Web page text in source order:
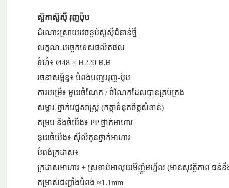
ស៊ូកាស៊ូស៊ី រុញប៉ុប
ដំណោះស្រាយវេចខ្ចប់ស៊ូស៊ីជំនាន់ថ្មី
លក្ខណៈបច្ចេកទេសផលិតផល
ទំហំ៖ Ø48 × H220 ម.ម
រចនាសម្ព័ន្ធ៖ បំពង់បញ្ឈររុញ-ប៉ុប
ការបម្រើ៖ មួយចំណែក / ចំណែកដែលបានគ្រប់គ្រង
សម្ភារៈថ្នាក់វេជ្ជសាស្ត្រ (កត្តាទំនុកចិត្តសំខាន់)
គម្រប និងចំបើង៖ PP ថ្នាក់អាហារ
ឌុយចំបើង៖ ស៊ីលីកូនថ្នាក់អាហារ
បំពង់ក្រដាស៖
ក្រដាសអាហារ + ស្រទាប់អាលុយមីញ៉ូមហ្វីល (មានសុវត្ថិភាព ធន់
កម្រាស់ជញ្ជាំងបំពង់ ≈1.1mm